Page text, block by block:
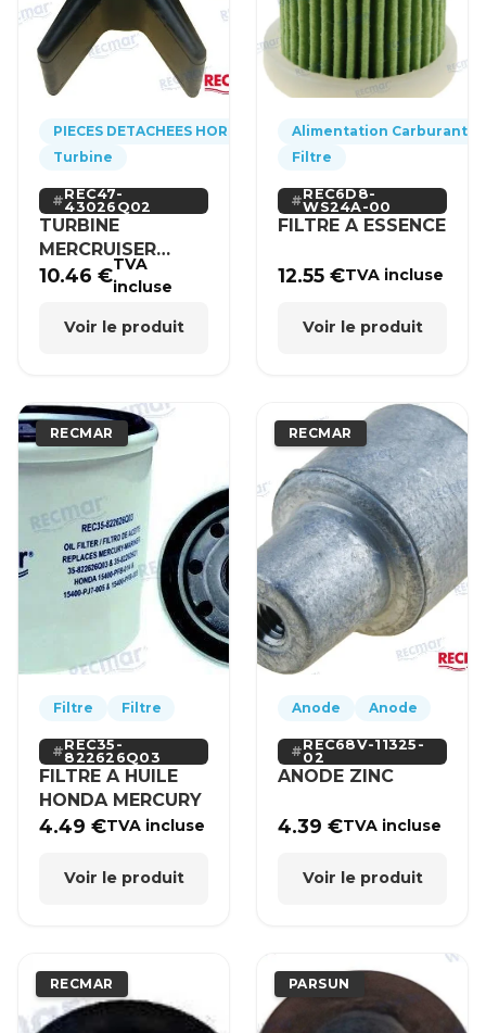
PIECES DETACHEES HORS-BORD
Turbine
REC47-
43026Q02
TURBINE
MERCRUISER
MERCURY BRP
10.46€TVA
incluse
Voir le produit
Alimentation Carburant
Filtre
REC6D8-
WS24A-00
FILTRE A ESSENCE
12.55€TVA incluse
Voir le produit
RECMAR
Filtre Filtre
REC35-
822626Q03
FILTRE A HUILE
HONDA MERCURY
4.49€TVA incluse
Voir le produit
RECMAR
Anode Anode
REC68V-11325-
02
ANODE ZINC
4.39€TVA incluse
Voir le produit
RECMAR PARSUN